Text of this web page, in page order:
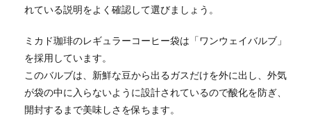
れている説明をよく確認して選びましょう。
ミカド珈琲のレギュラーコーヒー袋は「ワンウェイバルブ」
を採用しています。
このバルブは、新鮮な豆から出るガスだけを外に出し、外気
が袋の中に入らないように設計されているので酸化を防ぎ、
開封するまで美味しさを保ちます。